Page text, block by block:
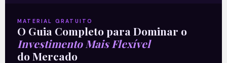
Leia mais
26/07/2021
MATERIAL GRATUITO
O Guia Completo para Dominar o
Investimento Mais Flexível
do Mercado